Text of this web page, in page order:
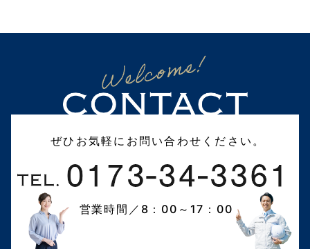
ぜひお気軽にお問い合わせください。
営業時間／8：00～17：00